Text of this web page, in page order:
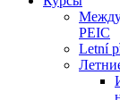
PEIC
Letní